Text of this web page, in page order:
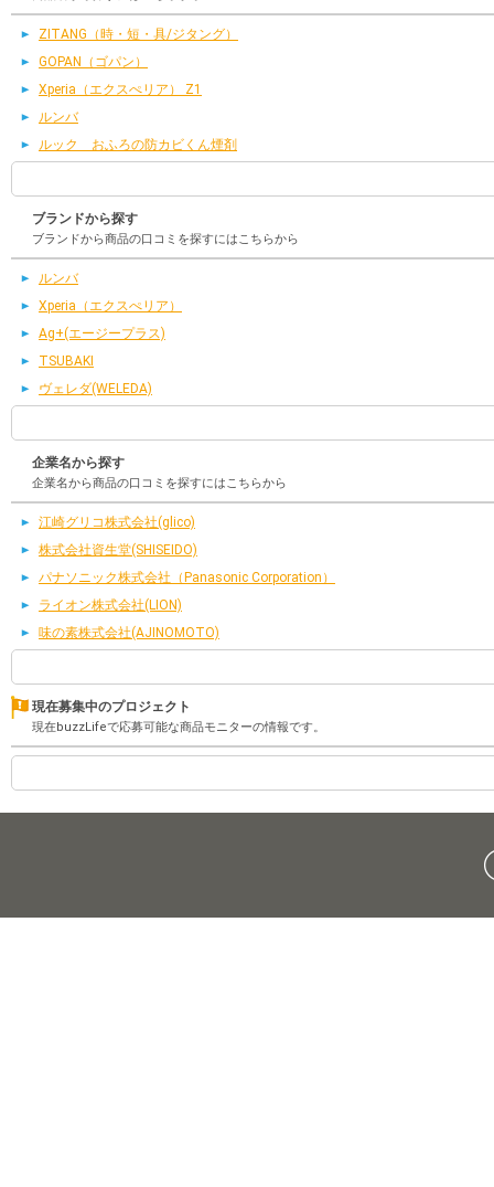
ZITANG（時・短・具/ジタング）
GOPAN（ゴパン）
Xperia（エクスぺリア） Z1
ルンバ
ルック おふろの防カビくん煙剤
ブランドから探す
ブランドから商品の口コミを探すにはこちらから
ルンバ
Xperia（エクスぺリア）
Ag+(エージープラス)
TSUBAKI
ヴェレダ(WELEDA)
企業名から探す
企業名から商品の口コミを探すにはこちらから
江崎グリコ株式会社(glico)
株式会社資生堂(SHISEIDO)
パナソニック株式会社（Panasonic Corporation）
ライオン株式会社(LION)
味の素株式会社(AJINOMOTO)
現在募集中のプロジェクト
現在buzzLifeで応募可能な商品モニターの情報です。